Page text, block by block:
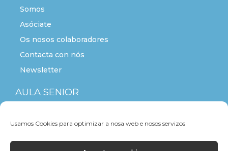
Usamos Cookies para optimizar a nosa web e nosos servizos
Somos
Asóciate
Os nosos colaboradores
Contacta con nós
Newsletter
AULA SENIOR